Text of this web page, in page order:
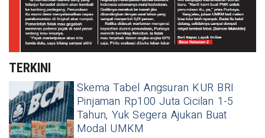
TERKINI
Skema Tabel Angsuran KUR BRI
Pinjaman Rp100 Juta Cicilan 1-5
Tahun, Yuk Segera Ajukan Buat
Modal UMKM